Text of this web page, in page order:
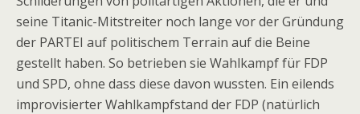
seine Titanic-Mitstreiter noch lange vor der Gründung
der PARTEI auf politischem Terrain auf die Beine
gestellt haben. So betrieben sie Wahlkampf für FDP
und SPD, ohne dass diese davon wussten. Ein eilends
improvisierter Wahlkampfstand der FDP (natürlich